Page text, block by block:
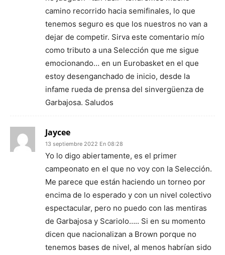
camino recorrido hacia semifinales, lo que
tenemos seguro es que los nuestros no van a
dejar de competir. Sirva este comentario mío
como tributo a una Selección que me sigue
emocionando… en un Eurobasket en el que
estoy desenganchado de inicio, desde la
infame rueda de prensa del sinvergüenza de
Garbajosa. Saludos
Jaycee
13 septiembre 2022 En 08:28
Yo lo digo abiertamente, es el primer
campeonato en el que no voy con la Selección.
Me parece que están haciendo un torneo por
encima de lo esperado y con un nivel colectivo
espectacular, pero no puedo con las mentiras
de Garbajosa y Scariolo….. Si en su momento
dicen que nacionalizan a Brown porque no
tenemos bases de nivel, al menos habrían sido